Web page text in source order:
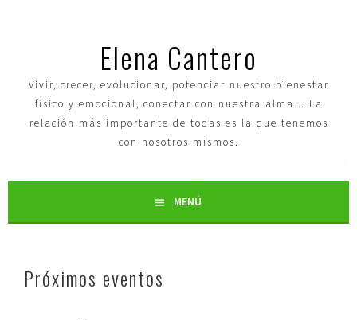
Elena Cantero
Vivir, crecer, evolucionar, potenciar nuestro bienestar
físico y emocional, conectar con nuestra alma… La
relación más importante de todas es la que tenemos
con nosotros mismos.
MENÚ
Próximos eventos